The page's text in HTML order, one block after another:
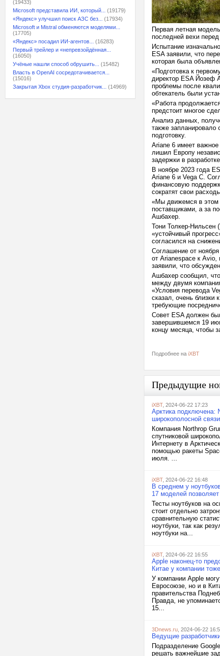
(19433)
Microsoft представила ИИ, который...
(19179)
«Яндекс» улучшил поиск АЗС без...
(17934)
Microsoft и Mistral обменяются моделями...
(17705)
«Яндекс» посадил ИИ-агентов...
(16283)
Первый трейлер и «непревзойдённая...
(16050)
Учёные нашли способ обрушить...
(15482)
Власть в OpenAI сосредотачивается...
(15016)
Закрытая Xbox студия-разработчик...
(14969)
Первая летная
последней вехи
Испытание
ESA заявили, что
которая была
«Подготовка к
директор ESA Йозеф
проблемы после
обтекатель были
«Работа
предстоит многое
Анализ данных,
также
подготовку.
Ariane 6 имеет важное
лишил Европу
задержки в
В ноябре 2023 года
Ariane 6 и Vega C.
финансовую
сократят свои
«Мы движемся в этом
поставщиками, а за
Ашбахер.
Тони Толкер-Нильсен
«устойчивый
согласился на
Соглашение от ноября
от Arianespace к
заявили, что
Ашбахер сообщил,
между двумя
«Условия перевода
сказал, очень близки
требующие
Совет ESA должен
завершившемся 19
концу месяца, чтобы
Подробнее на iXBT
Предыдущие
iXBT, 2024-06-22 17:23
Арктика подключена:
широкополосной связи
Компания Northrop
спутниковой
Интернету в
помощью ракеты
июля. ...
iXBT, 2024-06-22 16:48
В среднем у
17 моделей позволяет
Тесты ноутбуков на
стоит отдельно
сравнительную
ноутбуки, так как
ноутбуки на...
iXBT, 2024-06-22 16:55
Apple наконец-то
Китае у компании
У компании Apple
Евросоюзе, но и в
правительства
Правда, не
15...
3Dnews.ru , 2024-06-22
Ведущие
Подразделение
решать важнейшие